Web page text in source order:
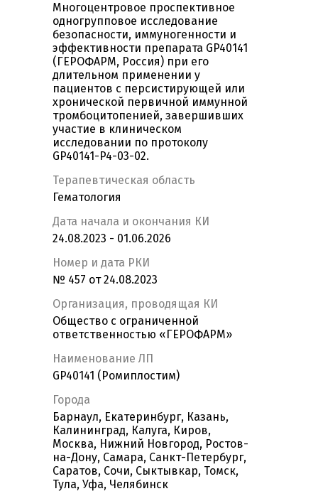
Многоцентровое проспективное
одногрупповое исследование
безопасности, иммуногенности и
эффективности препарата GP40141
(ГЕРОФАРМ, Россия) при его
длительном применении у
пациентов с персистирующей или
хронической первичной иммунной
тромбоцитопенией, завершивших
участие в клиническом
исследовании по протоколу
GP40141-P4-03-02.
Терапевтическая область
Гематология
Дата начала и окончания КИ
24.08.2023 - 01.06.2026
Номер и дата РКИ
№ 457 от 24.08.2023
Организация, проводящая КИ
Общество с ограниченной
ответственностью «ГЕРОФАРМ»
Наименование ЛП
GP40141 (Ромиплостим)
Города
Барнаул, Екатеринбург, Казань,
Калининград, Калуга, Киров,
Москва, Нижний Новгород, Ростов-
на-Дону, Самара, Санкт-Петербург,
Саратов, Сочи, Сыктывкар, Томск,
Тула, Уфа, Челябинск